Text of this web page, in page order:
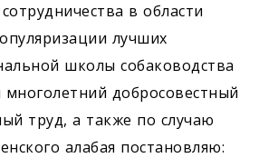
в области
лучших
школы собаководства
добросовестный
труд, а также по случаю
алабая постановляю: